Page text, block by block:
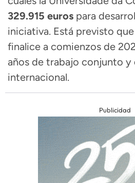
329.915 euros para
iniciativa. Está previsto
finalice a comienzos de
años de trabajo conjunto y
internacional.
Publicidad